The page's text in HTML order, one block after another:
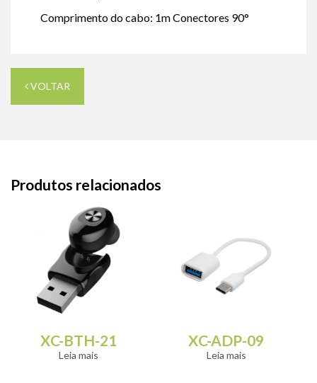
Comprimento do cabo: 1m Conectores 90°
VOLTAR
Produtos relacionados
XC-BTH-21
Leia mais
XC-ADP-09
Leia mais